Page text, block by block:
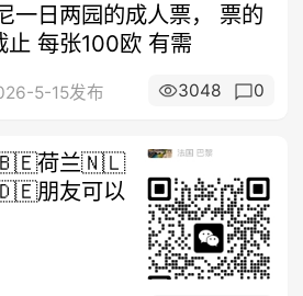
一日两园的成人票， 票的
止 每张100欧 有需
5-15发布 3048 0
🇧🇪荷兰🇳🇱
朋友可以